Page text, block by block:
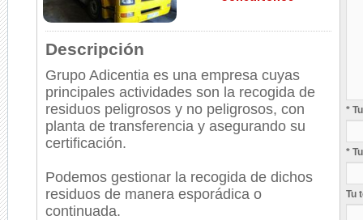
Descripción
Grupo Adicentia es una empresa cuyas
principales actividades son la recogida de
residuos peligrosos y no peligrosos, con
planta de transferencia y asegurando su
certificación.
Podemos gestionar la recogida de dichos
residuos de manera esporádica o
continuada.
*
*
Tu